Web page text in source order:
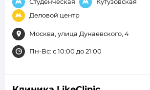
Студенческая
Кутузовская
Деловой центр
Москва, улица Дунаевского, 4
Пн-Вс: с 10:00 до 21:00